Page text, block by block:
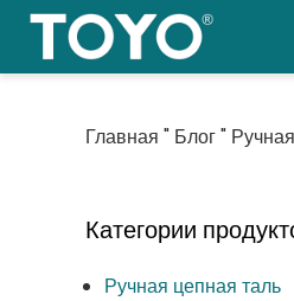
Перейти
содержанию
Главная " Блог"
Категории
Ручная цепная таль